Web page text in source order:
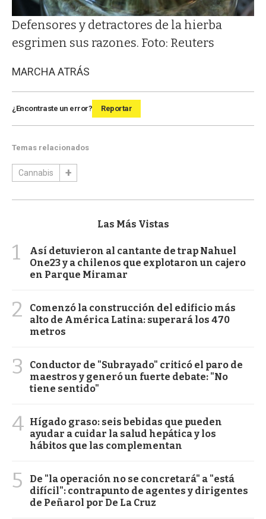
Defensores y detractores de la hierba
esgrimen sus razones. Foto: Reuters
MARCHA ATRÁS
¿Encontraste un error? Reportar
Temas relacionados
Cannabis
Las Más Vistas
1
Así detuvieron al cantante de trap Nahuel
One23 y a chilenos que explotaron un cajero
en Parque Miramar
2
Comenzó la construcción del edificio más
alto de América Latina: superará los 470
metros
3
Conductor de "Subrayado" criticó el paro de
maestros y generó un fuerte debate: "No
tiene sentido"
4 Hígado graso: seis bebidas que pueden
ayudar a cuidar la salud hepática y los
hábitos que las complementan
5
De "la operación no se concretará" a "está
difícil": contrapunto de agentes y dirigentes
de Peñarol por De La Cruz